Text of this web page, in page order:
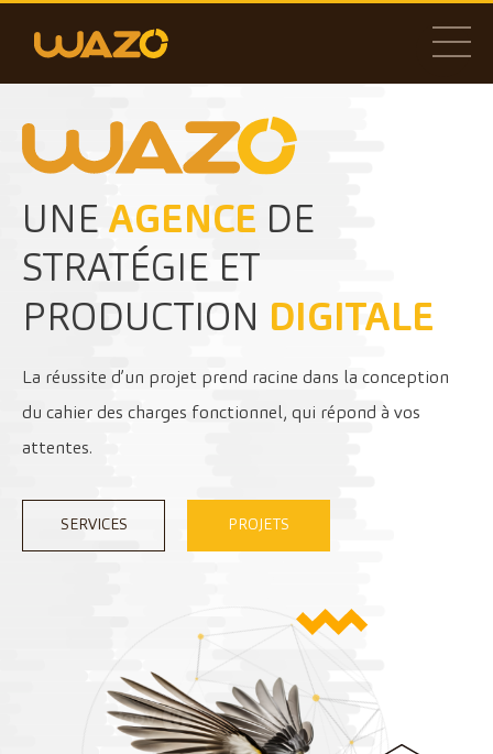
UNE AGENCE DE
STRATÉGIE ET
PRODUCTION DIGITALE
La réussite d’un projet prend racine dans la conception
du cahier des charges fonctionnel, qui répond à vos
attentes.
SERVICES PROJETS